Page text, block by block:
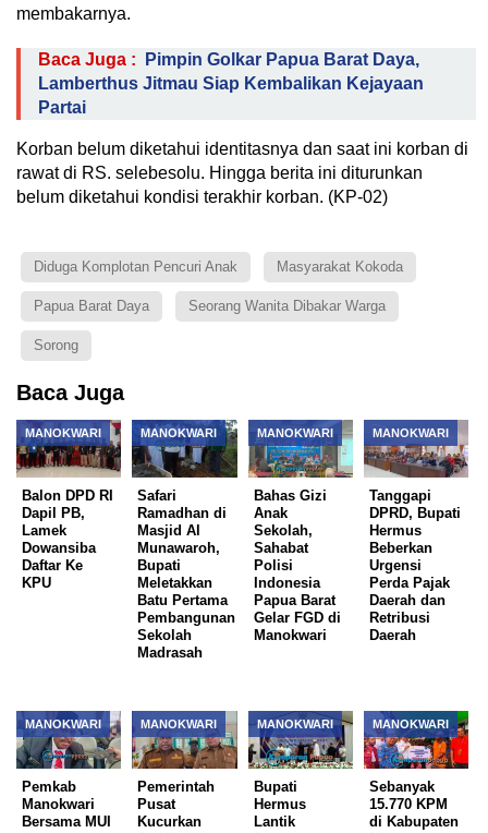
membakarnya.
Baca Juga :
Pimpin Golkar Papua Barat Daya,
Lamberthus Jitmau Siap Kembalikan Kejayaan
Partai
Korban belum diketahui identitasnya dan saat ini korban di
rawat di RS. selebesolu. Hingga berita ini diturunkan
belum diketahui kondisi terakhir korban. (KP-02)
Diduga Komplotan Pencuri Anak Masyarakat Kokoda
Papua Barat Daya Seorang Wanita Dibakar Warga
Sorong
Baca Juga
MANOKWARI
Balon DPD RI
Dapil PB,
Lamek
Dowansiba
Daftar Ke
KPU
MANOKWARI
Safari
Ramadhan di
Masjid Al
Munawaroh,
Bupati
Meletakkan
Batu Pertama
Pembangunan
Sekolah
Madrasah
MANOKWARI
Bahas Gizi
Anak
Sekolah,
Sahabat
Polisi
Indonesia
Papua Barat
Gelar FGD di
Manokwari
MANOKWARI
Tanggapi
DPRD, Bupati
Hermus
Beberkan
Urgensi
Perda Pajak
Daerah dan
Retribusi
Daerah
MANOKWARI
Pemkab
Manokwari
Bersama MUI
MANOKWARI
Pemerintah
Pusat
Kucurkan
MANOKWARI
Bupati
Hermus
Lantik
MANOKWARI
Sebanyak
15.770 KPM
di Kabupaten